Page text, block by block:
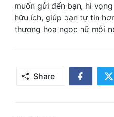
muốn gửi đến bạn, hi
hữu ích, giúp bạn tự tin
thương hoa ngọc nữ mỗi
Share
Share